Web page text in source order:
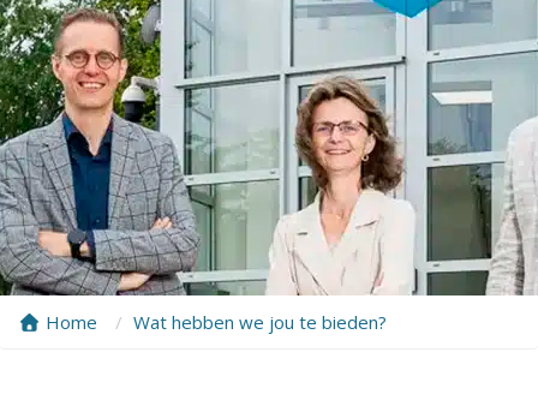
Home Wat hebben we jou te bieden?